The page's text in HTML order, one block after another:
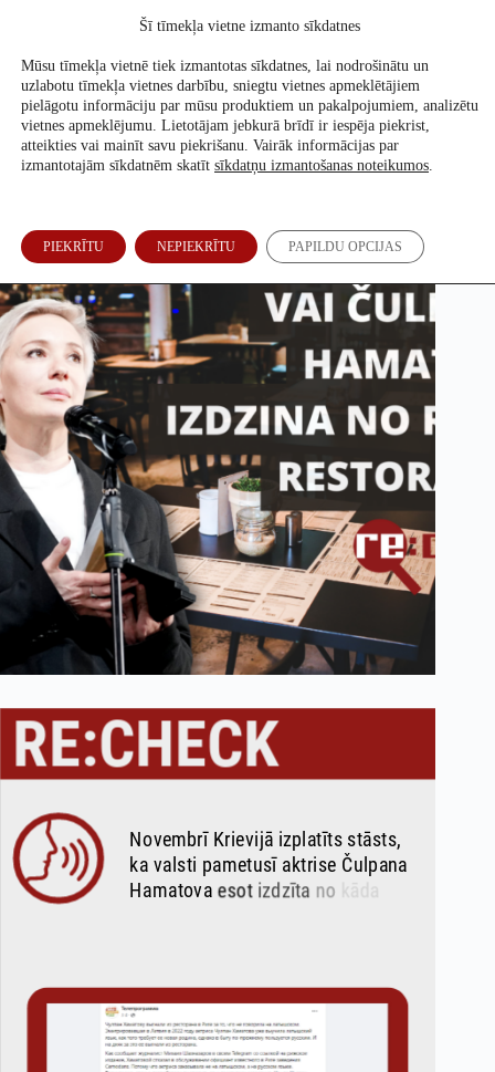
Atbalsti mūs
Vai Čulpanu Hamatovu izdzina no Rīgas restorāna?
Šī tīmekļa vietne izmanto sīkdatnes
Mūsu tīmekļa vietnē tiek izmantotas sīkdatnes, lai nodrošinātu un
uzlabotu tīmekļa vietnes darbību, sniegtu vietnes apmeklētājiem
pielāgotu informāciju par mūsu produktiem un pakalpojumiem, analizētu
vietnes apmeklējumu. Lietotājam jebkurā brīdī ir iespēja piekrist,
atteikties vai mainīt savu piekrišanu. Vairāk informācijas par
izmantotajām sīkdatnēm skatīt sīkdatņu izmantošanas noteikumos.
PIEKRĪTU NEPIEKRĪTU PAPILDU OPCIJAS